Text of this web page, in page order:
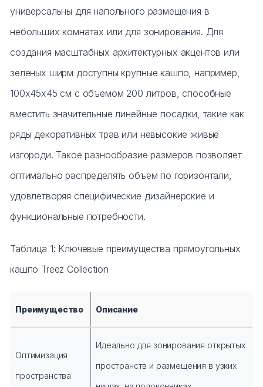
универсальны для напольного размещения в
небольших комнатах или для зонирования. Для
создания масштабных архитектурных акцентов или
зеленых ширм доступны крупные кашпо, например,
100x45x45 см с объемом 200 литров, способные
вместить значительные линейные посадки, такие как
ряды декоративных трав или невысокие живые
изгороди. Такое разнообразие размеров позволяет
оптимально распределять объем по горизонтали,
удовлетворяя специфические дизайнерские и
функциональные потребности.
Таблица 1: Ключевые преимущества прямоугольных
кашпо Treez Collection
Преимущество Описание
Оптимизация
пространства
Идеально для зонирования открытых
пространств и размещения в узких